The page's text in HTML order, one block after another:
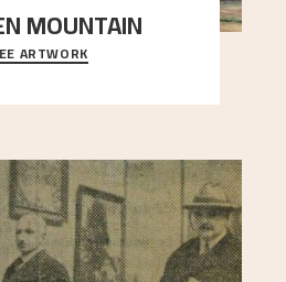
MOUNTAIN
dominates the picture plane
stark contrast to the slende
ARTWORK